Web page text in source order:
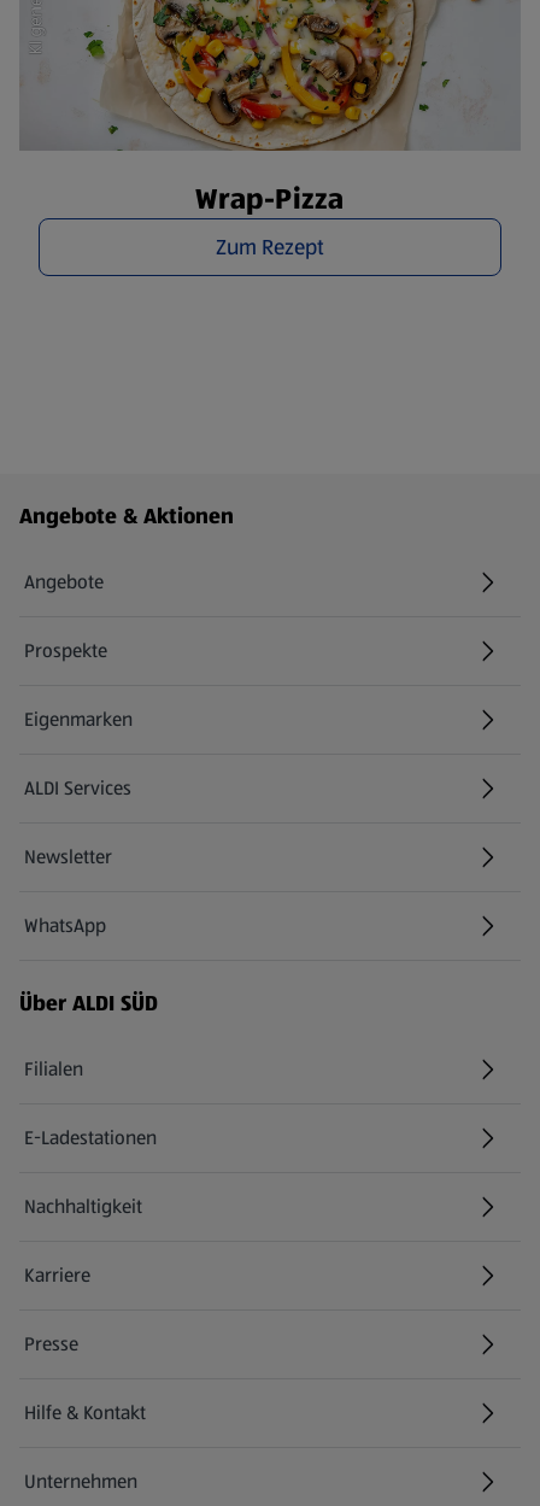
Wrap-Pizza
Zum Rezept
Fußzeilenmenü - weitere Links
Angebote & Aktionen
Angebote
Prospekte
Eigenmarken
ALDI Services
Newsletter
WhatsApp
Über ALDI SÜD
Filialen
E-Ladestationen
Nachhaltigkeit
Karriere
Presse
Hilfe & Kontakt
(öffnet in einem neuen Tab)
Unternehmen